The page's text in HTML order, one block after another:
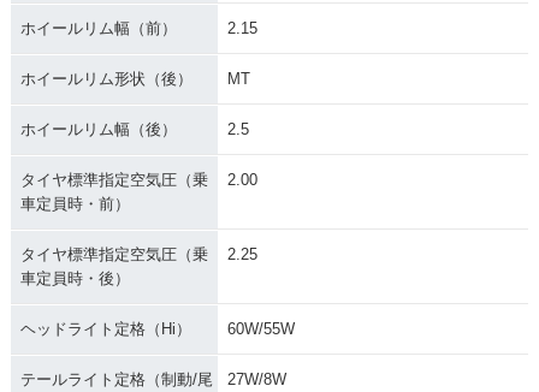
ホイールリム幅（前） 2.15
ホイールリム形状（後） MT
ホイールリム幅（後） 2.5
タイヤ標準指定空気圧（乗
車定員時・前）
2.00
タイヤ標準指定空気圧（乗
車定員時・後）
2.25
ヘッドライト定格（Hi） 60W/55W
テールライト定格（制動/尾
27W/8W